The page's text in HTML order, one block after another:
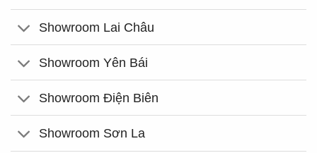
Showroom Lai Châu
Showroom Yên Bái
Showroom Điện Biên
Showroom Sơn La